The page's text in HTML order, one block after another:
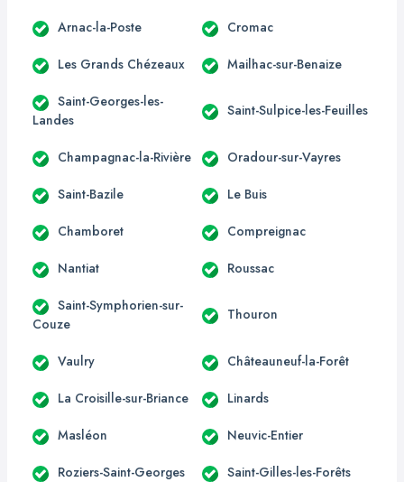
Arnac-la-Poste Cromac
Les Grands Chézeaux Mailhac-sur-Benaize
Saint-Georges-les-
Landes
Saint-Sulpice-les-Feuilles
Champagnac-la-Rivière Oradour-sur-Vayres
Saint-Bazile Le Buis
Chamboret Compreignac
Nantiat Roussac
Saint-Symphorien-sur-
Couze
Thouron
Vaulry Châteauneuf-la-Forêt
La Croisille-sur-Briance Linards
Masléon Neuvic-Entier
Roziers-Saint-Georges Saint-Gilles-les-Forêts